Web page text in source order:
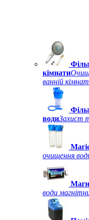
кімнати
ванній
водиЗахист
очищення
води